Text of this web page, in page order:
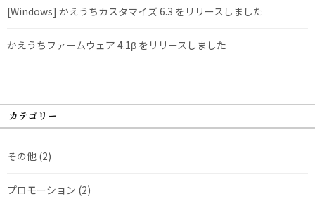
[Windows] かえうちカスタマイズ 6.3 をリリースしました
かえうちファームウェア 4.1β をリリースしました
カテゴリー
その他 (2)
プロモーション (2)